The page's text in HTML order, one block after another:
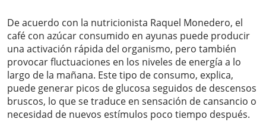
De acuerdo con la nutricionista Raquel Monedero, el
café con azúcar consumido en ayunas puede producir
una activación rápida del organismo, pero también
provocar fluctuaciones en los niveles de energía a lo
largo de la mañana. Este tipo de consumo, explica,
puede generar picos de glucosa seguidos de descensos
bruscos, lo que se traduce en sensación de cansancio o
necesidad de nuevos estímulos poco tiempo después.